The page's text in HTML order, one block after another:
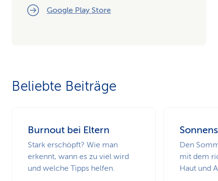
Google Play Store
Beliebte Beiträge
Burnout bei Eltern
Stark erschöpft? Wie man
erkennt, wann es zu viel wird
und welche Tipps helfen.
Den
mit dem
Haut und